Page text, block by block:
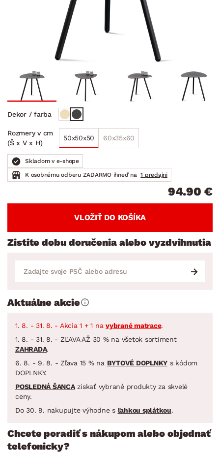
Dekor / farba
Rozmery v cm
(Š x V x H)
50x50x50 60x35x60
Skladom v e-shope
K osobnému odberu ZADARMO ihneď na 1 predajni
94.90 €
VLOŽIŤ DO KOŠÍKA
Zistite dobu doručenia alebo vyzdvihnutia
Aktuálne akcie
1. 8. - 31. 8. - Akcia 1 + 1 na vybrané matrace.
1. 8. - 31. 8. - ZĽAVA AŽ 30 % na všetok sortiment
ZAHRADA.
6. 8. - 9. 8. - Zľava 15 % na BYTOVÉ DOPLNKY s kódom
DOPLNKY.
POSLEDNÁ ŠANCAzískať vybrané produkty za skvelé
ceny.
Do 30. 9. nakupujte výhodne s ľahkou splátkou.
Chcete poradiť s nákupom alebo objednať
telefonicky?